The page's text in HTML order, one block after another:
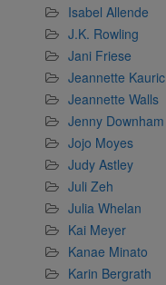
Isabel Allende
J.K. Rowling
Jani Friese
Jeannette Kauric
Jeannette Walls
Jenny Downham
Jojo Moyes
Judy Astley
Juli Zeh
Julia Whelan
Kai Meyer
Kanae Minato
Karin Bergrath